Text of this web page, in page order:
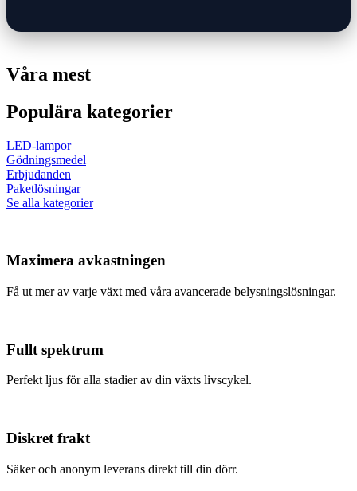
Våra mest
Populära kategorier
LED-lampor
Gödningsmedel
Erbjudanden
Paketlösningar
Se alla kategorier
Maximera avkastningen
Få ut mer av varje växt med våra avancerade belysningslösningar.
Fullt spektrum
Perfekt ljus för alla stadier av din växts livscykel.
Diskret frakt
Säker och anonym leverans direkt till din dörr.